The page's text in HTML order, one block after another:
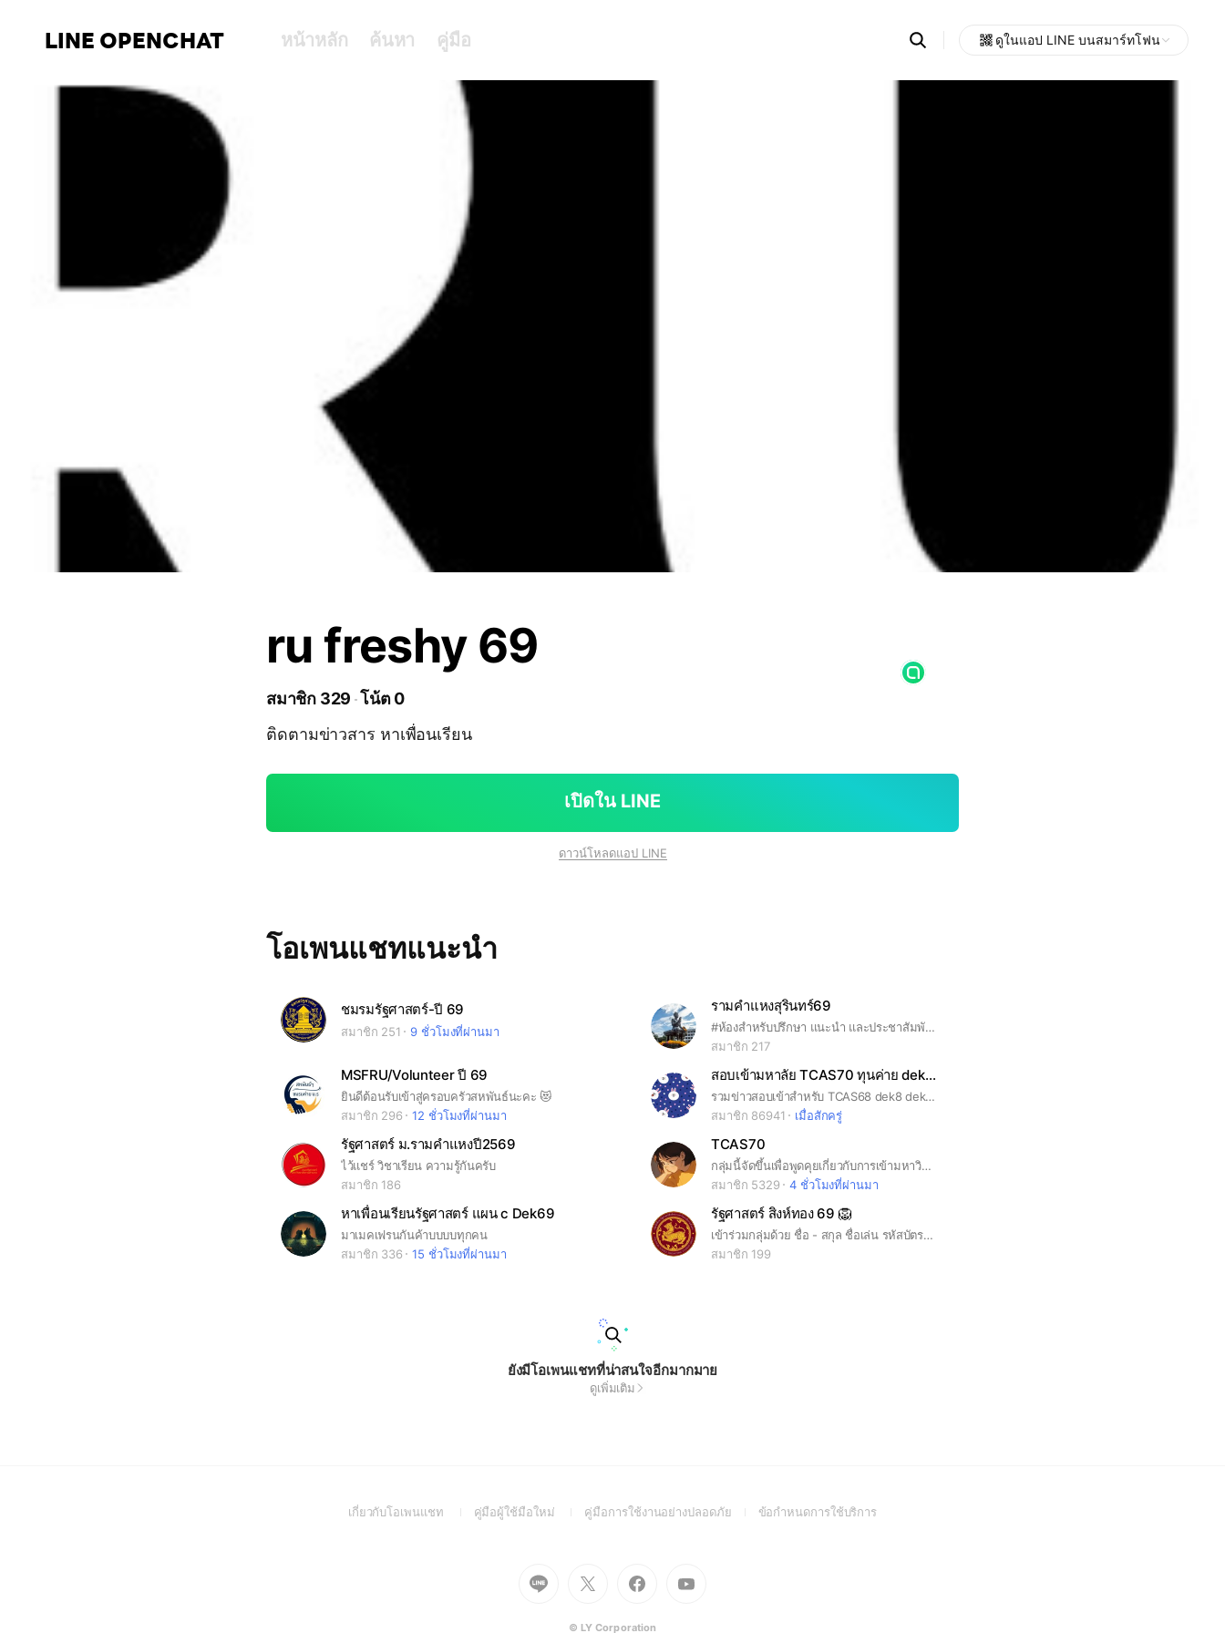
LINE OPENCHAT หน้าหลัก ค้นหา คู่มือ Search
OpenChats
messages
search
ดูในแอป LINE บนสมาร์ทโฟน
ru freshy 69
สมาชิก 329 โน้ต 0
ติดตามข่าวสาร หาเพื่อนเรียน
เปิดใน LINE
ดาวน์โหลดแอป LINE
โอเพนแชทแนะนำ
ชมรมรัฐศาสตร์-ปี 69
สมาชิก 251 9 ชั่วโมงที่ผ่านมา
รามคำแหงสุรินทร์69
#ห้องสำหรับปรึกษา แนะนำ และประชาสัมพันธ์การเรียน ม.รามคำแหงเท่านั้น
สมาชิก 217
MSFRU/Volunteer ปี 69
ยินดีต้อนรับเข้าสู่ครอบครัวสหพันธ์นะคะ 😻
สมาชิก 296
12 ชั่วโมงที่ผ่านมา
สอบเข้ามหาลัย TCAS70 ทุนค่าย dek70
รวมข่าวสอบเข้าสำหรับ TCAS68 dek8 dek69 รับตรง ทุน ค่าย
สมาชิก 86941
เมื่อสักครู่
รัฐศาสตร์ ม.รามคำแหงปี2569
ไว้แชร์ วิชาเรียน ความรู้กันครับ
สมาชิก 186
TCAS70
กลุ่มนี้จัดขึ้นเพื่อพูดคุยเกี่ยวกับการเข้ามหาวิทยาลัย สามารถแลกเปลี่ยนข้อมูลและความรู้ได้เลยค่ะ #dek70 #dek71 #dek72 #เด็กซิ่ว
สมาชิก 5329
4 ชั่วโมงที่ผ่านมา
หาเพื่อนเรียนรัฐศาสตร์ แผน c Dek69
มาเมคเฟรนกันค้าบบบบทุกคน
สมาชิก 336
15 ชั่วโมงที่ผ่านมา
รัฐศาสตร์ สิงห์ทอง 69 🦁
เข้าร่วมกลุ่มด้วย ชื่อ - สกุล ชื่อเล่น รหัสบัตรนักศึกษา รูปโปรไฟล์จริงนะครับ⁉️😉
สมาชิก 199
ยังมีโอเพนแชทที่น่าสนใจอีกมากมาย
ดูเพิ่มเติม
เกี่ยวกับโอเพนแชท
(Openคู่มือผู้ใช้มือใหม่
(Open
window)
คู่มือการใช้งานอย่างปลอดภัย(Openข้อกำหนดการใช้บริการ(Open
Go
to
(Open
Go
to
(Open
Go
to
(Open
to
© LY Corporation